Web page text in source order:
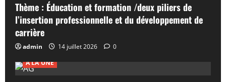
Thème : Éducation et formation /deux piliers de
l’insertion professionnelle et du développement de
carrière
admin 14 juillet 2026
0
A LA UNE